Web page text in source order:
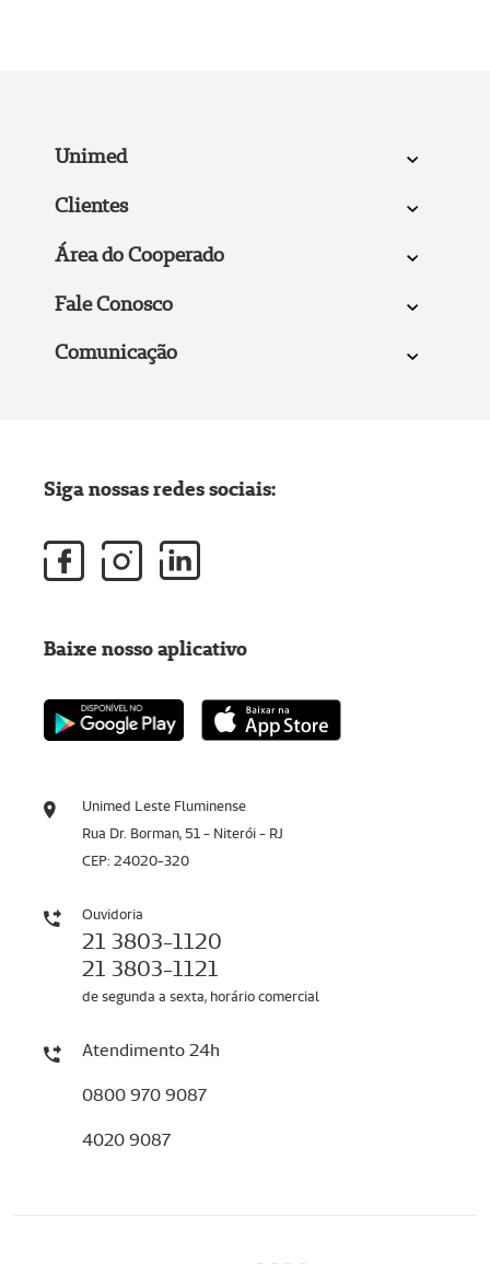
Unimed
Clientes
Área do Cooperado
Fale Conosco
Comunicação
Unimed Leste Fluminense
Rua Dr. Borman, 51 - Niterói - RJ
CEP: 24020-320
Ouvidoria
21 3803-1120
21 3803-1121
de segunda a sexta, horário comercial
Atendimento 24h
0800 970 9087
4020 9087
Siga nossas redes sociais:
Baixe nosso aplicativo